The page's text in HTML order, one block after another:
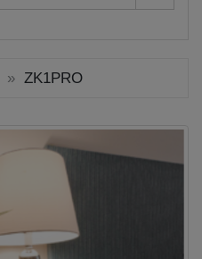
ZK1PRO